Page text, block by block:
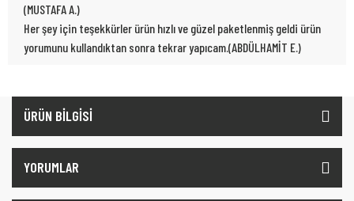
(MUSTAFA A.)
Her şey için teşekkürler ürün hızlı ve güzel paketlenmiş geldi ürün
yorumunu kullandıktan sonra tekrar yapıcam.(ABDÜLHAMİT E.)
ÜRÜN BİLGİSİ
YORUMLAR